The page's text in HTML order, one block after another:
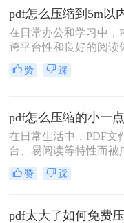
文将介绍两种免费压缩
的方法。
在日常办公和学习中，
跨平台性和良好的阅读
迎。然而，有时PDF文
占用存储空间，还会影
的方法。
赞 踩
在日常生活中，PDF文
台、易阅读等特性而被
而，当PDF文件体积过
储和传输带来诸多不便
种免费且实用的PDF压
赞 踩